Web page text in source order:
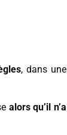
, dans une
alors qu’il n’a